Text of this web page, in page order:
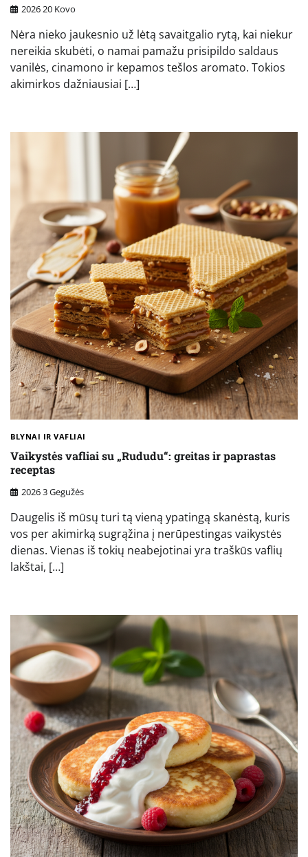
2026 20 Kovo
Nėra nieko jaukesnio už lėtą savaitgalio rytą, kai niekur
nereikia skubėti, o namai pamažu prisipildo saldaus
vanilės, cinamono ir kepamos tešlos aromato. Tokios
akimirkos dažniausiai […]
BLYNAI IR VAFLIAI
Vaikystės vafliai su „Rududu“: greitas ir paprastas
receptas
2026 3 Gegužės
Daugelis iš mūsų turi tą vieną ypatingą skanėstą, kuris
vos per akimirką sugrąžina į nerūpestingas vaikystės
dienas. Vienas iš tokių neabejotinai yra traškūs vaflių
lakštai, […]